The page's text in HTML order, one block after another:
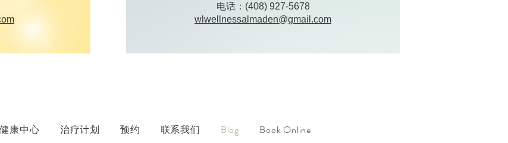
电话：(408) 927-5678
wlwellnessalmaden@gmail.com
康中心 治疗计划 预约 联系我们 Blog Book Online